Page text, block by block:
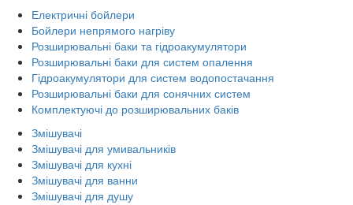
Електричні бойлери
Бойлери непрямого нагріву
Розширювальні баки та гідроакумулятори
Розширювальні баки для систем опалення
Гідроакумулятори для систем водопостачання
Розширювальні баки для сонячних систем
Комплектуючі до розширювальних баків
Змішувачі
Змішувачі для умивальників
Змішувачі для кухні
Змішувачі для ванни
Змішувачі для душу